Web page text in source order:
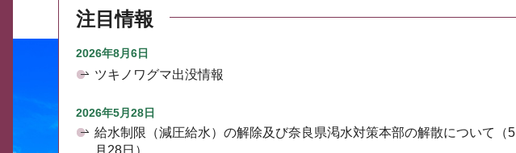
注目情報
2026年8月6日
ツキノワグマ出没情報
2026年5月28日
給水制限（減圧給水）の解除及び奈良県渇水対策本部の解散について（5